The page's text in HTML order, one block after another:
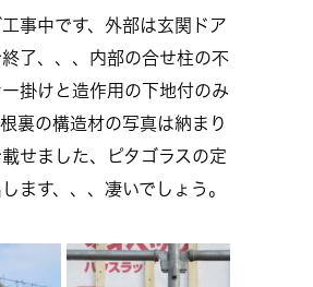
事中です、外部は玄関ドア
了、、、内部の合せ柱の不
掛けと造作用の下地付のみ
裏の構造材の写真は納まり
せました、ピタゴラスの定
ます、、、凄いでしょう。